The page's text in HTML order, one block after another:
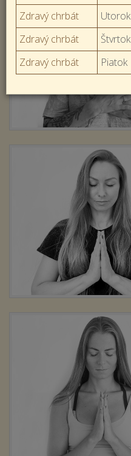
Zdravý chrbát
Utorok
Zdravý chrbát
Štvrtok
Zdravý chrbát
Piatok